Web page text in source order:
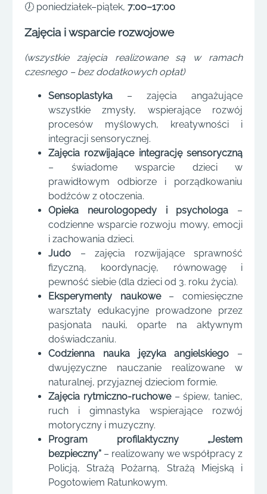
🕖 poniedziałek–piątek, 7:00–17:00
Zajęcia i wsparcie rozwojowe
(wszystkie zajęcia realizowane są w ramach
czesnego – bez dodatkowych opłat)
Sensoplastyka – zajęcia angażujące
wszystkie zmysły, wspierające rozwój
procesów myślowych, kreatywności i
integracji sensorycznej.
Zajęcia rozwijające integrację sensoryczną
– świadome wsparcie dzieci w
prawidłowym odbiorze i porządkowaniu
bodźców z otoczenia.
Opieka neurologopedy i psychologa –
codzienne wsparcie rozwoju mowy, emocji
i zachowania dzieci.
Judo – zajęcia rozwijające sprawność
fizyczną, koordynację, równowagę i
pewność siebie (dla dzieci od 3. roku życia).
Eksperymenty naukowe– comiesięczne
warsztaty edukacyjne prowadzone przez
pasjonata nauki, oparte na aktywnym
doświadczaniu.
Codzienna nauka języka angielskiego –
dwujęzyczne nauczanie realizowane w
naturalnej, przyjaznej dzieciom formie.
Zajęcia rytmiczno-ruchowe– śpiew, taniec,
ruch i gimnastyka wspierające rozwój
motoryczny i muzyczny.
Program profilaktyczny „Jestem
bezpieczny” – realizowany we współpracy z
Policją, Strażą Pożarną, Strażą Miejską i
Pogotowiem Ratunkowym.